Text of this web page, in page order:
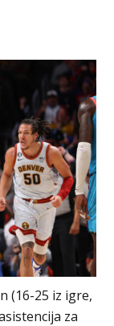
(16-25 iz igre,
za